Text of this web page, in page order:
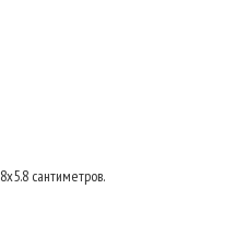
сантиметров.